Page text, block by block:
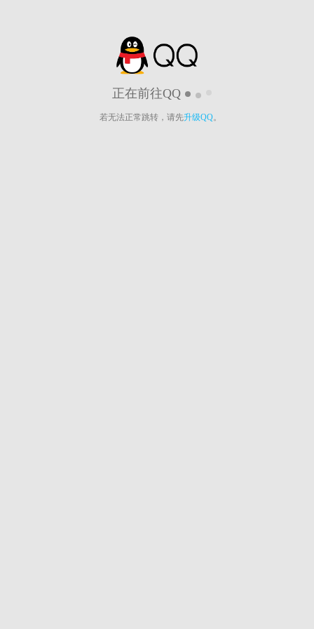
正在前往QQ
若无法正常跳转，请先升级QQ。